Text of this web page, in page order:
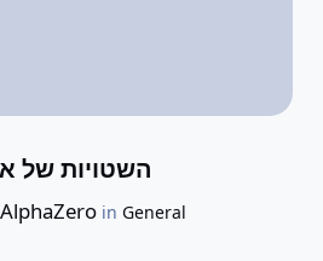
השטויות של
AlphaZeroin General